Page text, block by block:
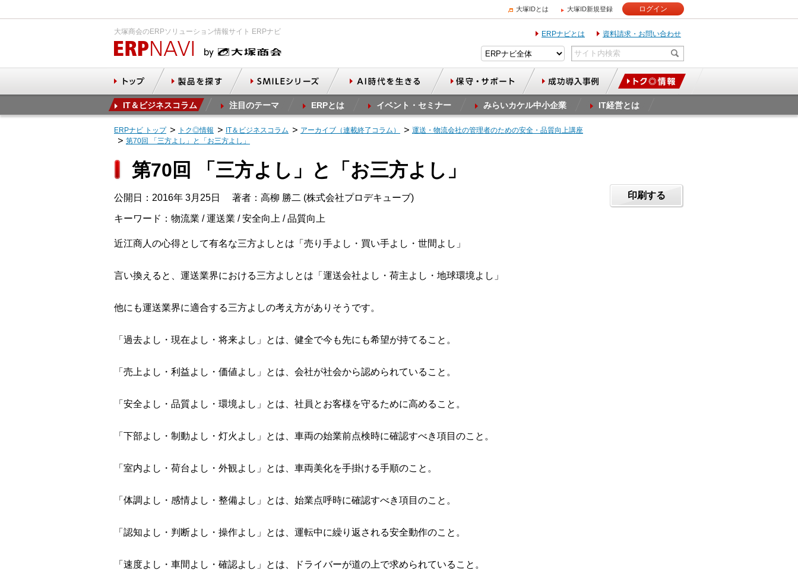
大塚IDとは 大塚ID新規登録 ログイン
大塚商会のERPソリューション情報サイト ERPナビ ERPナビとは 資料請求・お問い合わせ
IT＆ビジネスコラム 注目のテーマ ERPとは イベント・セミナー みらいカケル中小企業 IT経営とは
ERPナビ トップ トク◎情報 IT＆ビジネスコラム アーカイブ（連載終了コラム）
運送・物流会社の管理者のための安全・品質向上講座
第70回 「三方よし」と「お三方よし」
第70回 「三方よし」と「お三方よし」
公開日：2016年 3月25日 著者：高柳 勝二 (株式会社プロデキューブ)
キーワード：物流業 / 運送業 / 安全向上 / 品質向上
印刷する
近江商人の心得として有名な三方よしとは「売り手よし・買い手よし・世間よし」
言い換えると、運送業界における三方よしとは「運送会社よし・荷主よし・地球環境よし」
他にも運送業界に適合する三方よしの考え方がありそうです。
「過去よし・現在よし・将来よし」とは、健全で今も先にも希望が持てること。
「売上よし・利益よし・価値よし」とは、会社が社会から認められていること。
「安全よし・品質よし・環境よし」とは、社員とお客様を守るために高めること。
「下部よし・制動よし・灯火よし」とは、車両の始業前点検時に確認すべき項目のこと。
「室内よし・荷台よし・外観よし」とは、車両美化を手掛ける手順のこと。
「体調よし・感情よし・整備よし」とは、始業点呼時に確認すべき項目のこと。
「認知よし・判断よし・操作よし」とは、運転中に繰り返される安全動作のこと。
「速度よし・車間よし・確認よし」とは、ドライバーが道の上で求められていること。